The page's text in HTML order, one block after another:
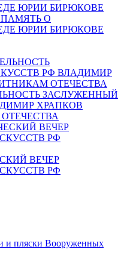
О
ЮРИИ БИРЮКОВЕ
ЗАСЛУЖЕННЫЙ
ХРАПКОВ
ВЕЧЕР
РФ
и пляски Вооруженных